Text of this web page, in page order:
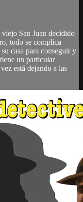
San Juan decidido
todo se complica
casa para conseguir y
un particular
está dejando a las